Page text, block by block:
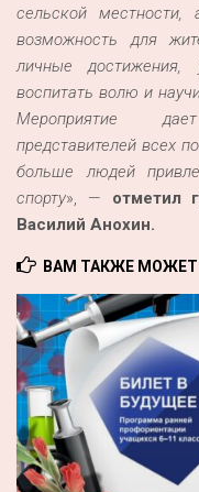
сельской
возможность для
личные достижения,
воспитать волю и
Мероприятие
представителей всех
больше людей
спорту», — отметил
Василий Анохин.
ВАМ ТАКЖЕ МОЖЕТ